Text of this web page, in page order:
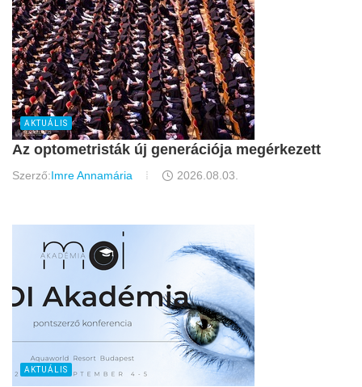
AKTUÁLIS
Az optometristák új generációja megérkezett
Szerző:Imre Annamária 2026.08.03.
AKTUÁLIS